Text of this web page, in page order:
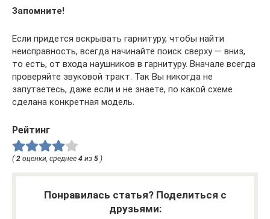
Запомните!
Если придется вскрывать гарнитуру, чтобы найти
неисправность, всегда начинайте поиск сверху — вниз,
то есть, от входа наушников в гарнитуру. Вначале всегда
проверяйте звуковой тракт. Так Вы никогда не
запутаетесь, даже если и не знаете, по какой схеме
сделана конкретная модель.
Рейтинг
(2 оценки, среднее 4 из 5 )
Понравилась статья? Поделиться с
друзьями: